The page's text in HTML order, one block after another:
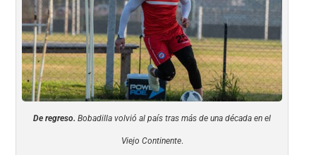
De regreso. Bobadilla volvió al país tras más de una década en el
Viejo Continente.